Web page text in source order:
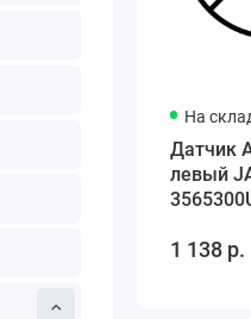
На
Датчик
левый
1 138 р.